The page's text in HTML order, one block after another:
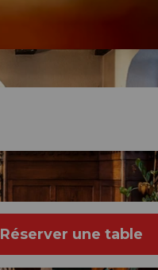
Réserver une table